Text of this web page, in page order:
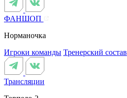
ФАНШОП
Норманочка
Игроки команды Тренерский состав
Трансляции